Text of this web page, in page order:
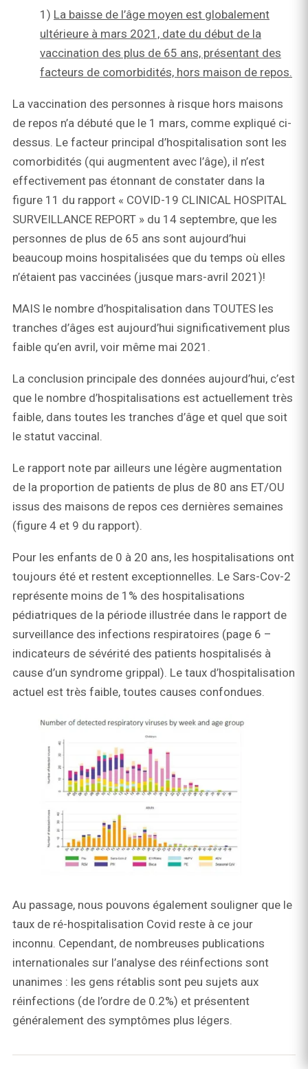
1) La baisse de l’âge moyen est globalement
ultérieure à mars 2021, date du début de la
vaccination des plus de 65 ans, présentant des
facteurs de comorbidités, hors maison de repos.
La vaccination des personnes à risque hors maisons
de repos n’a débuté que le 1 mars, comme expliqué ci-
dessus. Le facteur principal d’hospitalisation sont les
comorbidités (qui augmentent avec l’âge), il n’est
effectivement pas étonnant de constater dans la
figure 11 du rapport « COVID-19 CLINICAL HOSPITAL
SURVEILLANCE REPORT » du 14 septembre, que les
personnes de plus de 65 ans sont aujourd’hui
beaucoup moins hospitalisées que du temps où elles
n’étaient pas vaccinées (jusque mars-avril 2021)!
MAIS le nombre d’hospitalisation dans TOUTES les
tranches d’âges est aujourd’hui significativement plus
faible qu’en avril, voir même mai 2021.
La conclusion principale des données aujourd’hui, c’est
que le nombre d’hospitalisations est actuellement très
faible, dans toutes les tranches d’âge et quel que soit
le statut vaccinal.
Le rapport note par ailleurs une légère augmentation
de la proportion de patients de plus de 80 ans ET/OU
issus des maisons de repos ces dernières semaines
(figure 4 et 9 du rapport).
Pour les enfants de 0 à 20 ans, les hospitalisations ont
toujours été et restent exceptionnelles. Le Sars-Cov-2
représente moins de 1% des hospitalisations
pédiatriques de la période illustrée dans le rapport de
surveillance des infections respiratoires (page 6 –
indicateurs de sévérité des patients hospitalisés à
cause d’un syndrome grippal). Le taux d’hospitalisation
actuel est très faible, toutes causes confondues.
Au passage, nous pouvons également souligner que le
taux de ré-hospitalisation Covid reste à ce jour
inconnu. Cependant, de nombreuses publications
internationales sur l’analyse des réinfections sont
unanimes : les gens rétablis sont peu sujets aux
réinfections (de l’ordre de 0.2%) et présentent
généralement des symptômes plus légers.